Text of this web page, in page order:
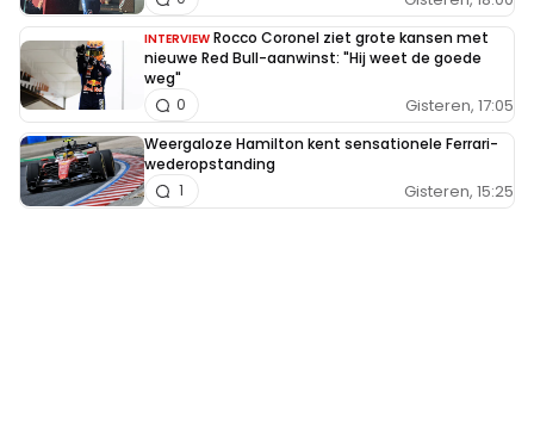
INTERVIEW Rocco Coronel ziet grote kansen met
nieuwe Red Bull-aanwinst: "Hij weet de goede
weg"
Gisteren, 17:05
0
Weergaloze Hamilton kent sensationele Ferrari-
wederopstanding
Gisteren, 15:25
1